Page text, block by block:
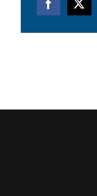
Facebook
X